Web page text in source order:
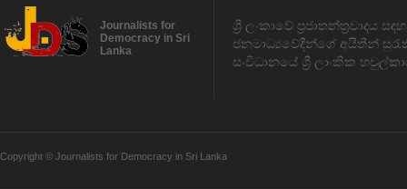
Journalists for
Democracy in Sri
Lanka
ශ්‍රී ලංකාවේ ප්‍රජාතන්ත්‍රවාදය
ජනමාධ්‍යවේදීන්ගේ අයිතීන්
සංවිධානයේ ශ්‍රී ලාංකික
Copyright © Journalists for Democracy in Sri Lanka